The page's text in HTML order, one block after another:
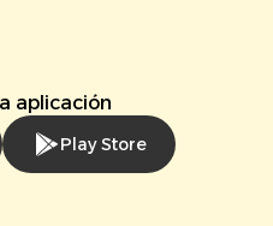
aplicación
Play Store